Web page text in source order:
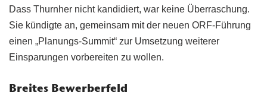
Dass Thurnher nicht kandidiert, war keine Überraschung.
Sie kündigte an, gemeinsam mit der neuen ORF-Führung
einen „Planungs-Summit“ zur Umsetzung weiterer
Einsparungen vorbereiten zu wollen.
Breites Bewerberfeld